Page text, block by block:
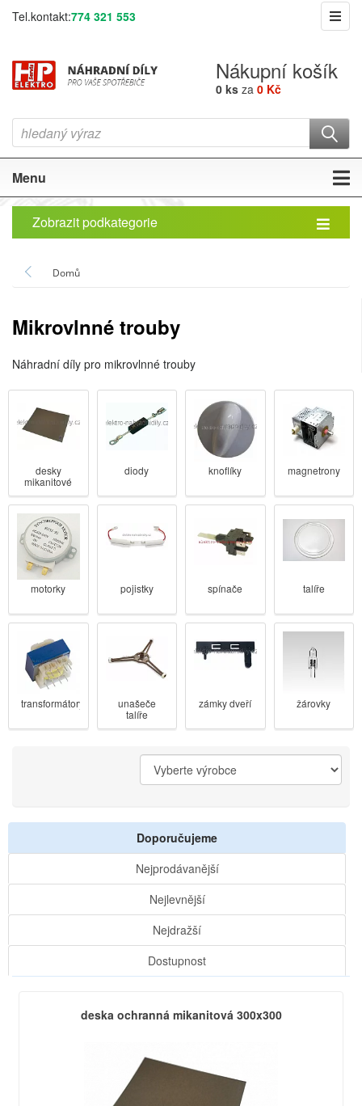
Tel.kontakt:774 321 553
Nákupní košík
0 ks za 0 Kč
Menu
Zobrazit podkategorie
Domů
Mikrovlnné trouby
Náhradní díly pro mikrovlnné trouby
desky
mikanitové
diody knoflíky magnetrony
motorky pojistky spínače talíře
transformátory
unašeče
talíře
zámky dveří žárovky
Doporučujeme
Nejprodávanější
Nejlevnější
Nejdražší
Dostupnost
deska ochranná mikanitová 300x300